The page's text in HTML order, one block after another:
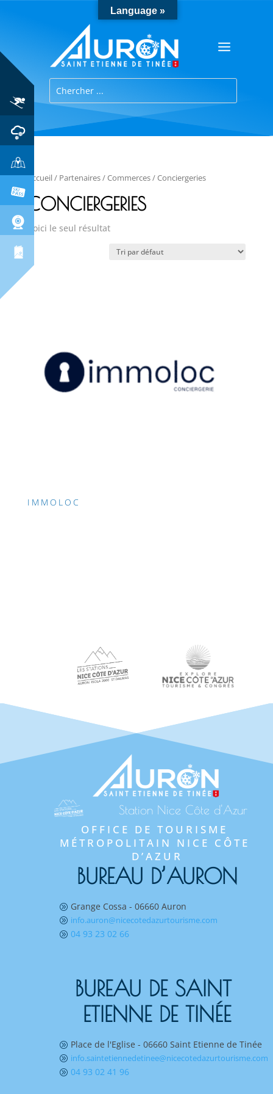
Accueil/ Partenaires/Commerces/ Conciergeries
CONCIERGERIES
Voici le seul résultat
IMMOLOC
Station Nice Côte d'Azur
OFFICE DE TOURISME
MÉTROPOLITAIN NICE CÔTE
D’AZUR
BUREAU D’AURON
A Grange Cossa - 06660 Auron
A info.auron@nicecotedazurtourisme.com
A 04 93 23 02 66
BUREAU DE SAINT
ETIENNE DE TINÉE
A Place de l'Eglise - 06660 Saint Etienne de Tinée
A info.saintetiennedetinee@nicecotedazurtourisme.com
A 04 93 02 41 96
Language »